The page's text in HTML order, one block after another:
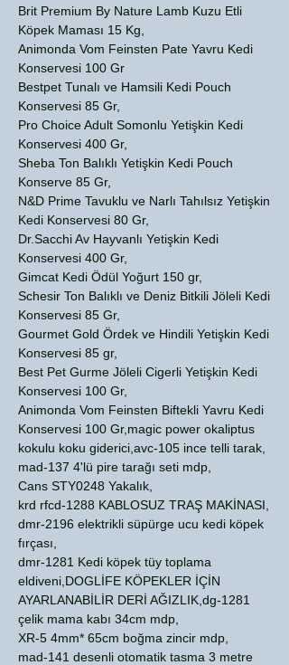
Brit Premium By Nature Lamb Kuzu Etli
Köpek Maması 15 Kg,
Animonda Vom Feinsten Pate Yavru Kedi
Konservesi 100 Gr
Bestpet Tunalı ve Hamsili Kedi Pouch
Konservesi 85 Gr,
Pro Choice Adult Somonlu Yetişkin Kedi
Konservesi 400 Gr,
Sheba Ton Balıklı Yetişkin Kedi Pouch
Konserve 85 Gr,
N&D Prime Tavuklu ve Narlı Tahılsız Yetişkin
Kedi Konservesi 80 Gr,
Dr.Sacchi Av Hayvanlı Yetişkin Kedi
Konservesi 400 Gr,
Gimcat Kedi Ödül Yoğurt 150 gr,
Schesir Ton Balıklı ve Deniz Bitkili Jöleli Kedi
Konservesi 85 Gr,
Gourmet Gold Ördek ve Hindili Yetişkin Kedi
Konservesi 85 gr,
Best Pet Gurme Jöleli Cigerli Yetişkin Kedi
Konservesi 100 Gr,
Animonda Vom Feinsten Biftekli Yavru Kedi
Konservesi 100 Gr,magic power okaliptus
kokulu koku giderici,avc-105 ince telli tarak,
mad-137 4'lü pire tarağı seti mdp,
Cans STY0248 Yakalık,
krd rfcd-1288 KABLOSUZ TRAŞ MAKİNASI,
dmr-2196 elektrikli süpürge ucu kedi köpek
fırçası,
dmr-1281 Kedi köpek tüy toplama
eldiveni,DOGLİFE KÖPEKLER İÇİN
AYARLANABİLİR DERİ AĞIZLIK,dg-1281
çelik mama kabı 34cm mdp,
XR-5 4mm* 65cm boğma zincir mdp,
mad-141 desenli otomatik tasma 3 metre